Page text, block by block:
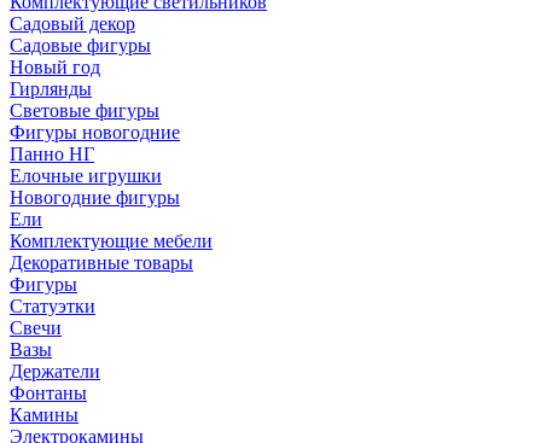
Садовый декор
Садовые фигуры
Новый год
Гирлянды
Световые фигуры
Фигуры новогодние
Панно НГ
Елочные игрушки
Новогодние фигуры
Ели
Комплектующие мебели
Декоративные товары
Фигуры
Статуэтки
Свечи
Вазы
Держатели
Фонтаны
Камины
Электрокамины